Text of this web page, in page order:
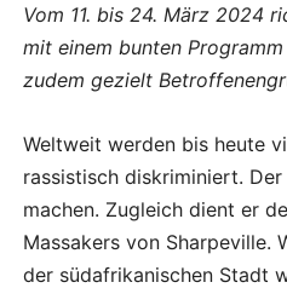
Vom 11. bis 24. März 2024
mit einem bunten
zudem gezielt
Weltweit werden bis heute
rassistisch diskriminiert.
machen. Zugleich dient er
Massakers von Sharpeville.
der südafrikanischen Stadt